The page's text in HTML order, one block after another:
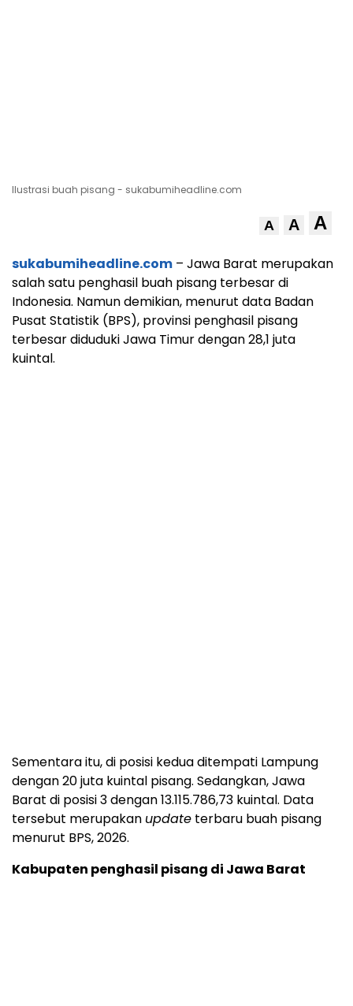
Ilustrasi buah pisang - sukabumiheadline.com
A A A
sukabumiheadline.com – Jawa Barat merupakan
salah satu penghasil buah pisang terbesar di
Indonesia. Namun demikian, menurut data Badan
Pusat Statistik (BPS), provinsi penghasil pisang
terbesar diduduki Jawa Timur dengan 28,1 juta
kuintal.
Sementara itu, di posisi kedua ditempati Lampung
dengan 20 juta kuintal pisang. Sedangkan, Jawa
Barat di posisi 3 dengan 13.115.786,73 kuintal. Data
tersebut merupakan update terbaru buah pisang
menurut BPS, 2026.
Kabupaten penghasil pisang di Jawa Barat